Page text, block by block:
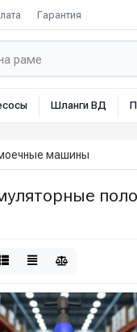
Гарантия
Шланги ВД
машины